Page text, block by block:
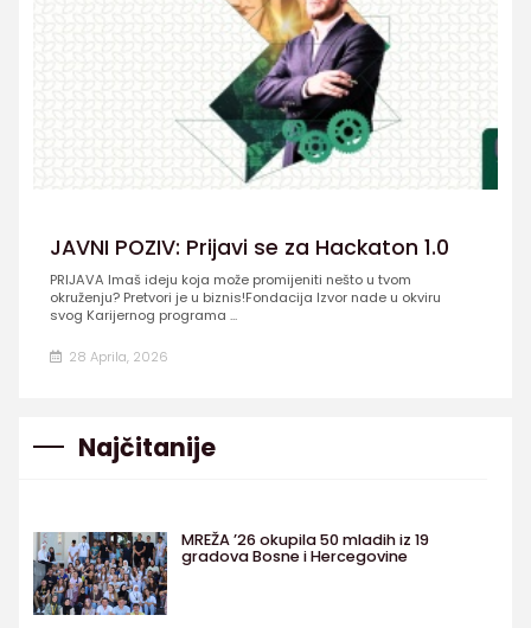
JAVNI POZIV: Prijavi se za Hackaton 1.0
PRIJAVA Imaš ideju koja može promijeniti nešto u tvom
okruženju? Pretvori je u biznis!Fondacija Izvor nade u okviru
svog Karijernog programa ...
28 Aprila, 2026
Najčitanije
MREŽA ’26 okupila 50 mladih iz 19
gradova Bosne i Hercegovine